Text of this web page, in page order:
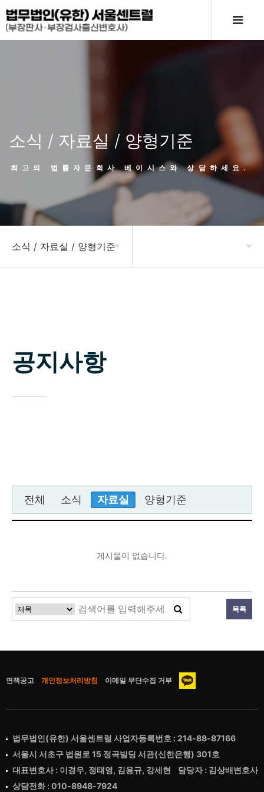
소식 / 자료실 / 양형기준
최고의 법률자문회사 베이시스와 상담하세요.
소식 / 자료실 / 양형기준
상담신청
공지사항
전체 소식 자료실 양형기준
게시물이 없습니다.
목록
면책공고 개인정보처리방침 이메일 무단수집 거부
법무법인(유한) 서울센트럴 사업자등록번호 : 214-88-87166
서울시 서초구 법원로 15 정곡빌딩 서관(신한은행) 301호
대표변호사 : 이경우, 정태영, 김용규, 강세현 담당자 : 김상배변호사
상담전화 : 010-8948-7924